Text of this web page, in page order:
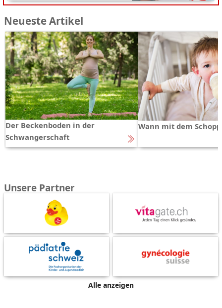
Neueste Artikel
Der Beckenboden in der
Schwangerschaft
Wann mit dem
Unsere Partner
Alle anzeigen